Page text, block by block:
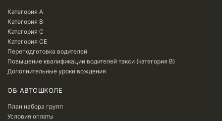
Категория A
Категория B
Категория C
Категория CE
Переподготовка водителей
Повышение квалификации водителей такси (категория B)
Дополнительные уроки вождения
ОБ АВТОШКОЛЕ
План набора групп
Условия оплаты